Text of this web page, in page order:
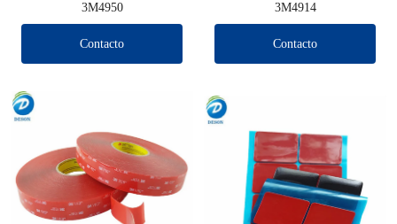
3M4950
Contacto
3M4914
Contacto